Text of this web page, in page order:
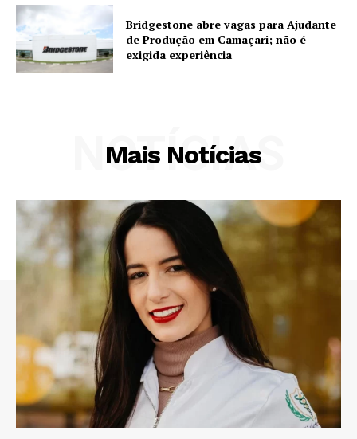
Bridgestone abre vagas para Ajudante
de Produção em Camaçari; não é
exigida experiência
Mais Notícias
NOTÍCIAS